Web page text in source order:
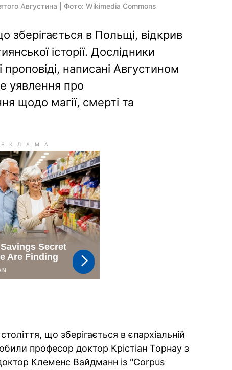
Августина | Фото: Wikimedia Commons
зберігається в Польщі, відкрив
історії. Дослідники
проповіді, написані Августином
уявлення про
щодо магії, смерті та
що зберігається в єпархіальній
професор доктор Крістіан Торнау з
Клеменс Вайдманн із "Corpus